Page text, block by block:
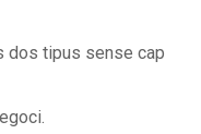
dos tipus sense cap